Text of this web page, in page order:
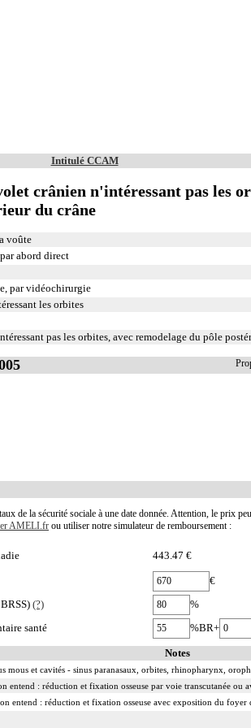
Intitulé CCAM
crânien n'intéressant pas les
du crâne
voûte
abord direct
par vidéochirurgie
les orbites
pas les orbites, avec remodelage du pôle
de la sécurité sociale à une date donnée. Attention, le prix
AMELI.fr ou utiliser notre simulateur de remboursement :
443.47 €
€
(?)
%
santé
%BR+
Notes
mous et cavités - sinus paranasaux, orbites, rhinopharynx,
entend : réduction et fixation osseuse par voie transcutanée ou
entend : réduction et fixation osseuse avec exposition du foyer